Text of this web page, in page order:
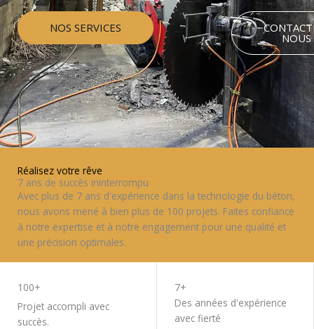
NOS SERVICES
NOUS
Réalisez votre rêve
7 ans de succès ininterrompu
Avec plus de 7 ans d'expérience dans la technologie du béton,
nous avons mené à bien plus de 100 projets. Faites confiance
à notre expertise et à notre engagement pour une qualité et
une précision optimales.
100+
Projet accompli avec
succès.
7+
Des années d'expérience
avec fierté